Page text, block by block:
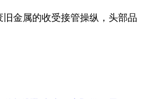
金属的收受接管操纵，头部品